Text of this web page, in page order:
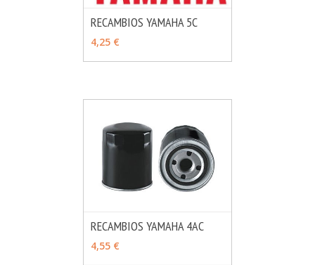
RECAMBIOS YAMAHA 5C
4,25 €
RECAMBIOS YAMAHA 4AC
4,55 €